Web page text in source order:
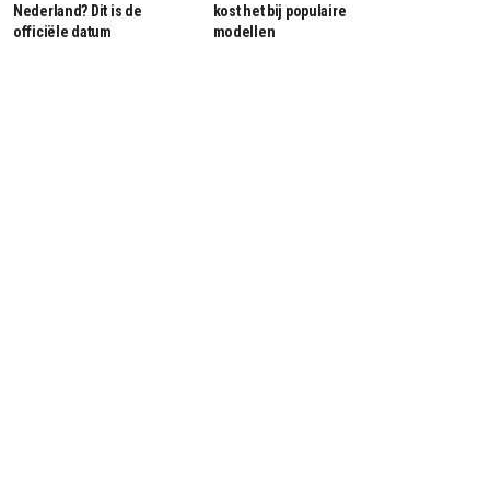
Nederland? Dit is de
officiële datum
kost het bij populaire
modellen